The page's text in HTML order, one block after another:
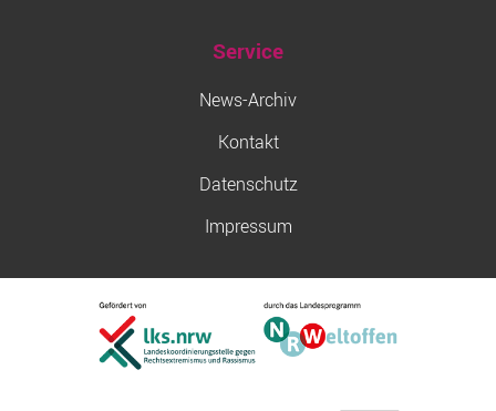
Service
News-Archiv
Kontakt
Datenschutz
Impressum